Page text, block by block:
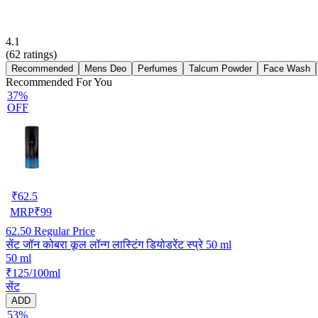
4.1
(62 ratings)
Recommended Mens Deo Perfumes Talcum Powder Face Wash
Recommended For You
37%
OFF
₹62.5
MRP₹99
62.50 Regular Price
सेंट जॉन कोबरा कूल लॉन्ग लास्टिंग डियोडरेंट स्प्रे 50 ml
50 ml
₹125/100ml
सेंट
ADD
53%